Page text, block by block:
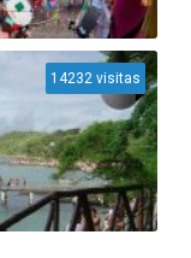
14232 visitas